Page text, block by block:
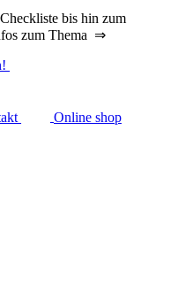
bis hin zum
zum Thema ⇒
Online shop